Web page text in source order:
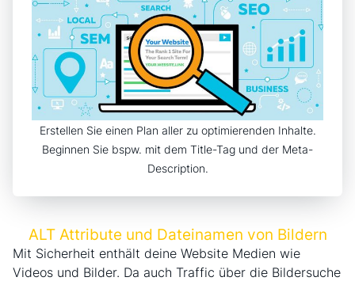
Erstellen Sie einen Plan aller zu optimierenden Inhalte.
Beginnen Sie bspw. mit dem Title-Tag und der Meta-
Description.
ALT Attribute und Dateinamen von Bildern
Mit Sicherheit enthält deine Website Medien wie
Videos und Bilder. Da auch Traffic über die Bildersuche